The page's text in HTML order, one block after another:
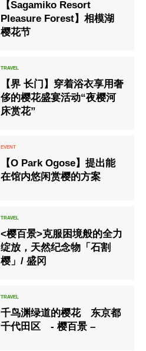
【Sagamiko Resort
Pleasure Forest】相模湖
樱花节
【界 长门】穿着浴衣享用奢
侈的樱花盛宴活动“夜樱河
床赏花”
【O Park Ogose】提出能
在馆内悠闲赏樱的方案
<樱百景>克服困境般的全力
绽放，天然纪念物「石割
樱」/ 盛冈
千鸟渊绿道的樱花 东京都
千代田区 - 樱百景 –